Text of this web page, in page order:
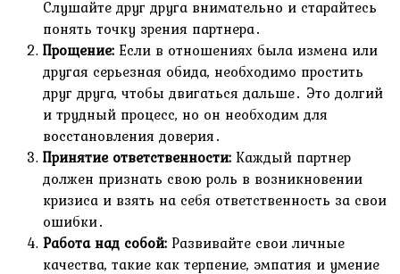
Слушайте друг друга внимательно и старайтесь
понять точку зрения партнера․
Прощение: Если в отношениях была измена или
другая серьезная обида, необходимо простить
друг друга, чтобы двигаться дальше․ Это долгий
и трудный процесс, но он необходим для
восстановления доверия․
Принятие ответственности: Каждый партнер
должен признать свою роль в возникновении
кризиса и взять на себя ответственность за свои
ошибки․
Работа над собой: Развивайте свои личные
качества, такие как терпение, эмпатия и умение